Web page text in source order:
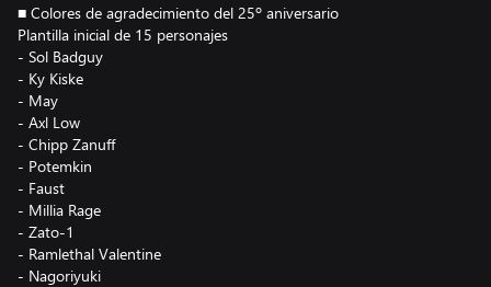
■ Colores de agradecimiento del 25º aniversario
Plantilla inicial de 15 personajes
- Sol Badguy
- Ky Kiske
- May
- Axl Low
- Chipp Zanuff
- Potemkin
- Faust
- Millia Rage
- Zato-1
- Ramlethal Valentine
- Nagoriyuki